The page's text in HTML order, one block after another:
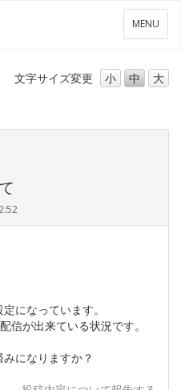
メ
ニ
ー
MENU
文字サイズ変更 小 中 大
になっています。
信が出来ている状況です。
になりますか？